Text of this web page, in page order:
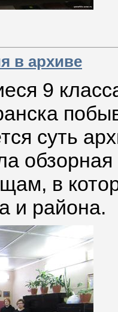
в архиве
9
суть
обзорная
в
и